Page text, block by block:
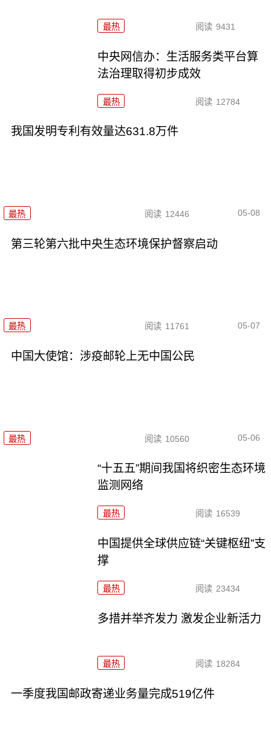
最热 阅读 9431
中央网信办：生活服务类平台算
法治理取得初步成效
最热 阅读 12784
我国发明专利有效量达631.8万件
最热 阅读 12446 05-08
第三轮第六批中央生态环境保护督察启动
最热 阅读 11761 05-07
中国大使馆：涉疫邮轮上无中国公民
最热 阅读 10560 05-06
“十五五”期间我国将织密生态环境
监测网络
最热 阅读 16539
中国提供全球供应链“关键枢纽”支
撑
最热 阅读 23434
多措并举齐发力 激发企业新活力
最热 阅读 18284
一季度我国邮政寄递业务量完成519亿件